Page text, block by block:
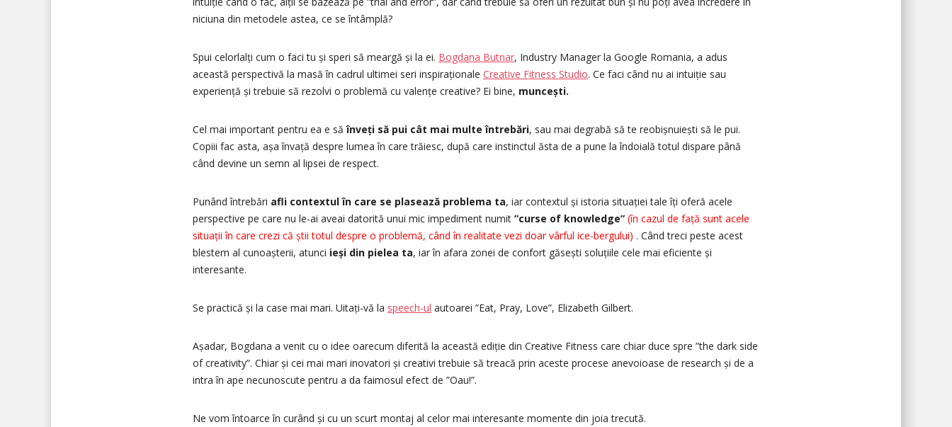
niciuna din metodele astea, ce se întâmplă?
Spui celorlalți cum o faci tu și speri să meargă și la ei. Bogdana Butnar, Industry Manager la Google Romania, a adus
această perspectivă la masă în cadrul ultimei seri inspiraționale Creative Fitness Studio. Ce faci când nu ai intuiție sau
experiență și trebuie să rezolvi o problemă cu valențe creative? Ei bine, muncești.
Cel mai important pentru ea e săînveți să pui cât mai multe întrebări, sau mai degrabă să te reobișnuiești să le pui.
Copiii fac asta, așa învață despre lumea în care trăiesc, după care instinctul ăsta de a pune la îndoială totul dispare până
când devine un semn al lipsei de respect.
Punând întrebări afli contextul în care se plasează problema ta, iar contextul și istoria situației tale îți oferă acele
perspective pe care nu le-ai aveai datorită unui mic impediment numit ”curse of knowledge” (în cazul de față sunt acele
situații în care crezi că știi totul despre o problemă, când în realitate vezi doar vârful ice-bergului) . Când treci peste acest
blestem al cunoașterii, atunci ieși din pielea ta, iar în afara zonei de confort găsești soluțiile cele mai eficiente și
interesante.
Se practică și la case mai mari. Uitați-vă la speech-ul autoarei ”Eat, Pray, Love”, Elizabeth Gilbert.
Așadar, Bogdana a venit cu o idee oarecum diferită la această ediție din Creative Fitness care chiar duce spre ”the dark side
of creativity”. Chiar și cei mai mari inovatori și creativi trebuie să treacă prin aceste procese anevoioase de research și de a
intra în ape necunoscute pentru a da faimosul efect de ”Oau!”.
Ne vom întoarce în curând și cu un scurt montaj al celor mai interesante momente din joia trecută.